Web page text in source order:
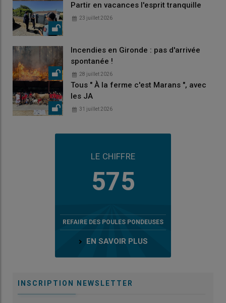
Partir en vacances l'esprit tranquille
23 juillet 2026
Incendies en Gironde : pas d'arrivée
spontanée !
28 juillet 2026
Tous " À la ferme c'est Marans ", avec
les JA
31 juillet 2026
LE CHIFFRE
575
REFAIRE DES POULES PONDEUSES
EN SAVOIR PLUS
INSCRIPTION NEWSLETTER